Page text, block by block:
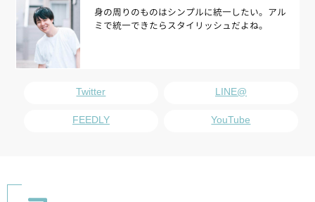
身の周りのものはシンプルに統一したい。アル
ミで統一できたらスタイリッシュだよね。
Twitter LINE@
FEEDLY YouTube